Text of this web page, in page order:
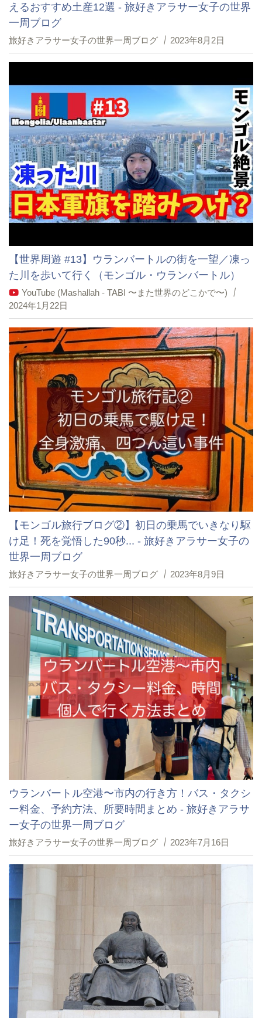
えるおすすめ土産12選 - 旅好きアラサー女子の世界
一周ブログ
旅好きアラサー女子の世界一周ブログ 2023年8月2日
【世界周遊 #13】ウランバートルの街を一望／凍っ
た川を歩いて行く（モンゴル・ウランバートル）
YouTube (Mashallah - TABI 〜また世界のどこかで〜)
2024年1月22日
【モンゴル旅行ブログ②】初日の乗馬でいきなり駆
け足！死を覚悟した90秒... - 旅好きアラサー女子の
世界一周ブログ
旅好きアラサー女子の世界一周ブログ 2023年8月9日
ウランバートル空港〜市内の行き方！バス・タクシ
ー料金、予約方法、所要時間まとめ - 旅好きアラサ
ー女子の世界一周ブログ
旅好きアラサー女子の世界一周ブログ 2023年7月16日